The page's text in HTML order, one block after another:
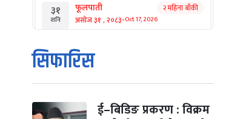
३१
शनि
फूलपाती
असोज ३१ , २०८३-Oct 17, 2026
२ महिना बाँकी
१
आइत
कार्तिक सङ्क्रान्ति
कार्तिक १, २०८३
मंगल कार्तिक ३, २०८३-Oct 20, 2026
सिफारिस
ई–बिडिङ प्रकरण : विक्रम